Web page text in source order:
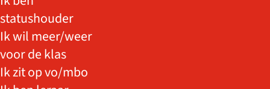
statushouder
Ik wil meer/weer
voor de klas
Ik zit op vo/mbo